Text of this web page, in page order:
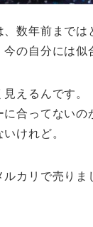
、数年前までは
の自分には似
えるんです。
合ってないの
けれど。
カリで売りま